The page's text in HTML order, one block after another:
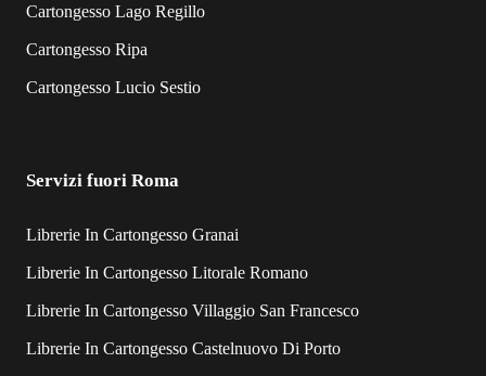
Cartongesso Lago Regillo
Cartongesso Ripa
Cartongesso Lucio Sestio
Servizi fuori Roma
Librerie In Cartongesso Granai
Librerie In Cartongesso Litorale Romano
Librerie In Cartongesso Villaggio San Francesco
Librerie In Cartongesso Castelnuovo Di Porto